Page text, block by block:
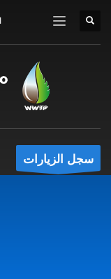
سجل الزيارات